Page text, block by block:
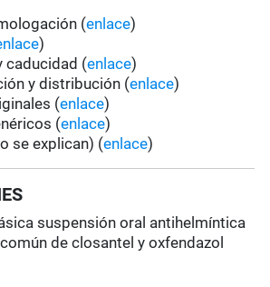
(enlace)
)
caducidad (enlace)
y distribución (enlace)
(enlace)
(enlace)
se explican) (enlace)
suspensión oral antihelmíntica
de closantel y oxfendazol